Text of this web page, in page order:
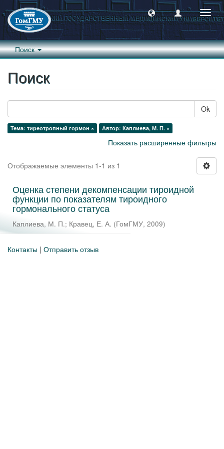
Поиск
Поиск
Ok
Тема: тиреотропный гормон × Автор: Каплиева, М. П. ×
Показать расширенные фильтры
Отображаемые элементы 1-1 из 1
Оценка степени декомпенсации тироидной
функции по показателям тироидного
гормонального статуса
Каплиева, М. П.; Кравец, Е. А. (ГомГМУ, 2009)
Контакты | Отправить отзыв